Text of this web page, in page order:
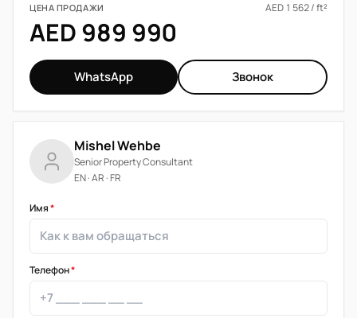
ЦЕНА ПРОДАЖИ AED 1 562 / ft²
AED 989 990
WhatsApp Звонок
Mishel Wehbe
Senior Property Consultant
EN · AR · FR
Имя*
Телефон*